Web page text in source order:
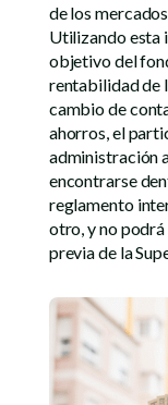
de los
Utilizando esta
objetivo del
rentabilidad de
cambio de
ahorros, el
administración
encontrarse
reglamento
otro, y no
previa de la